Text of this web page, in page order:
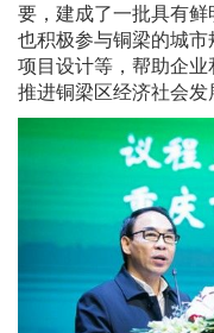
要，建成了一批具有
也积极参与铜梁的城
项目设计等，帮助企
推进铜梁区经济社会发